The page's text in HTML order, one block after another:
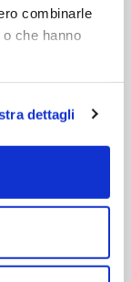
combinarle
che hanno
dettagli
per
di